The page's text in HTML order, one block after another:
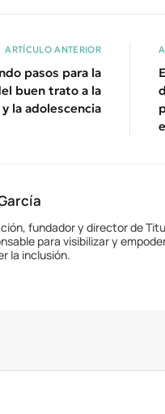
ARTÍCULO ANTERIOR
pasos para la
buen trato a la
la adolescencia
fundador y director de
para visibilizar y
la inclusión.